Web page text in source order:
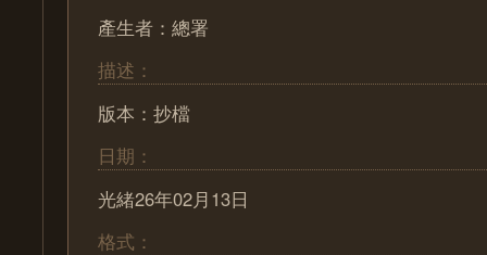
產生者：總署
描述：
版本：抄檔
日期：
光緒26年02月13日
格式：